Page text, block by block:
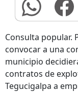
Consulta popular.
convocar a una
municipio
contratos de
Tegucigalpa a